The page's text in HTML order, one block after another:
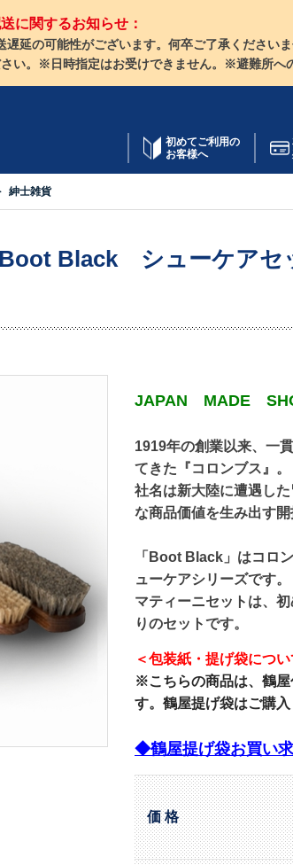
に関するお知らせ：
遅延の可能性がございます。何卒ご了承くださいま
い。※日時指定はお受けできません。※避難所へ
初めてご利用の
お客様へ
紳士雑貨
Black シューケア
JAPAN MADE
1919年の創業以来、一
てきた『コロンブス』。
社名は新大陸に遭遇し
な商品価値を生み出す
「Boot Black」はコロ
ューケアシリーズです。
マティーニセットは、
りのセットです。
＜包装紙・提げ袋につ
※こちらの商品は、 鶴
す。鶴屋提げ袋はご購入
◆鶴屋提げ袋お買い
価 格